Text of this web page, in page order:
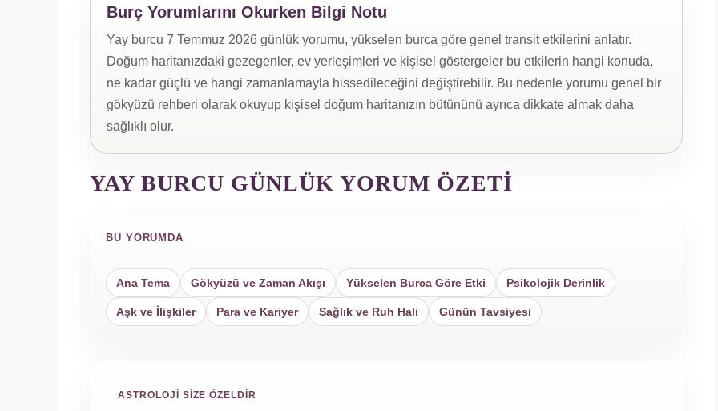
Burç Yorumlarını Okurken Bilgi Notu
Yay burcu 7 Temmuz 2026 günlük yorumu, yükselen burca göre genel transit etkilerini anlatır.
Doğum haritanızdaki gezegenler, ev yerleşimleri ve kişisel göstergeler bu etkilerin hangi konuda,
ne kadar güçlü ve hangi zamanlamayla hissedileceğini değiştirebilir. Bu nedenle yorumu genel bir
gökyüzü rehberi olarak okuyup kişisel doğum haritanızın bütününü ayrıca dikkate almak daha
sağlıklı olur.
YAY BURCU GÜNLÜK YORUM ÖZETI
BU YORUMDA
Ana Tema Gökyüzü ve Zaman Akışı Yükselen Burca Göre Etki Psikolojik Derinlik
Aşk ve İlişkiler Para ve Kariyer Sağlık ve Ruh Hali Günün Tavsiyesi
ASTROLOJI SIZE ÖZELDIR